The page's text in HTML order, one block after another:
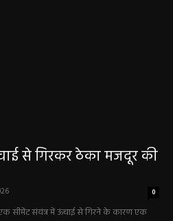
से गिरकर ठेका मजदूर की
0
एक सीमेंट संयंत्र में ऊंचाई से गिरने के कारण एक